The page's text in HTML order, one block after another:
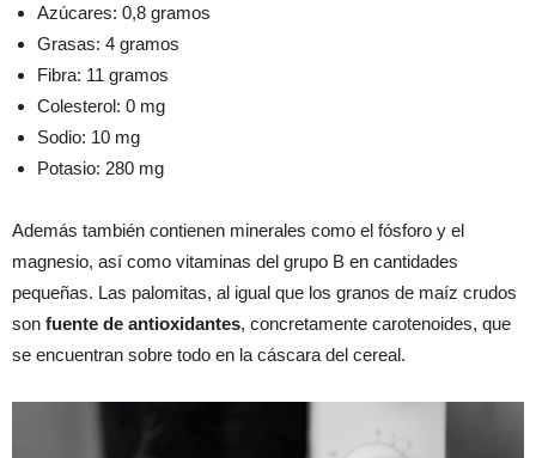
Azúcares: 0,8 gramos
Grasas: 4 gramos
Fibra: 11 gramos
Colesterol: 0 mg
Sodio: 10 mg
Potasio: 280 mg
Además también contienen minerales como el fósforo y el
magnesio, así como vitaminas del grupo B en cantidades
pequeñas. Las palomitas, al igual que los granos de maíz crudos
son fuente de antioxidantes, concretamente carotenoides, que
se encuentran sobre todo en la cáscara del cereal.